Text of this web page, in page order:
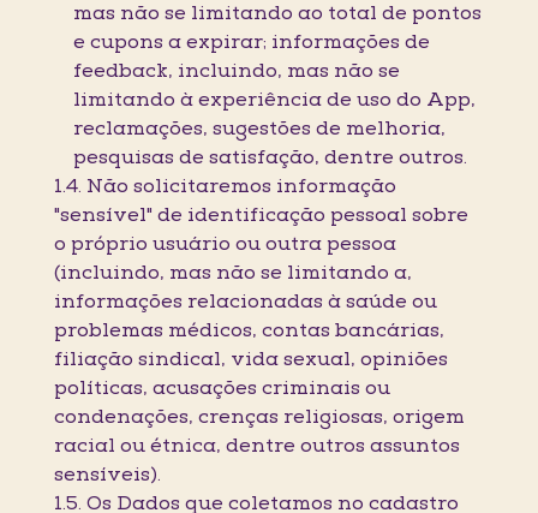
mas não se limitando ao total de pontos
e cupons a expirar; informações de
feedback, incluindo, mas não se
limitando à experiência de uso do App,
reclamações, sugestões de melhoria,
pesquisas de satisfação, dentre outros.
1.4. Não solicitaremos informação
"sensível" de identificação pessoal sobre
o próprio usuário ou outra pessoa
(incluindo, mas não se limitando a,
informações relacionadas à saúde ou
problemas médicos, contas bancárias,
filiação sindical, vida sexual, opiniões
políticas, acusações criminais ou
condenações, crenças religiosas, origem
racial ou étnica, dentre outros assuntos
sensíveis).
1.5. Os Dados que coletamos no cadastro